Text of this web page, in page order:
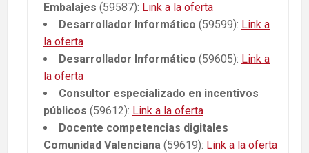
Embalajes (59587): Link a la oferta
Desarrollador Informático (59599): Link a
la oferta
Desarrollador Informático (59605): Link a
la oferta
Consultor especializado en incentivos
públicos (59612): Link a la oferta
Docente competencias digitales
Comunidad Valenciana (59619): Link a la oferta